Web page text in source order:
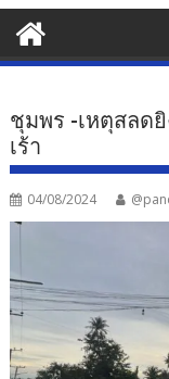
ชุมพร -เหตุสลด
เร้า
04/08/2024